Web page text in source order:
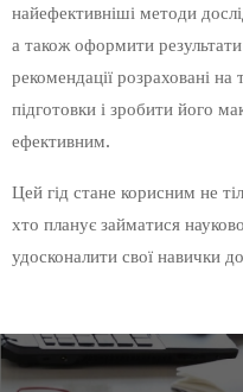
найефективніші методи
а також оформити
рекомендації розраховані
підготовки і зробити його
ефективним.
Цей гід стане корисним не
хто планує займатися
удосконалити свої навички